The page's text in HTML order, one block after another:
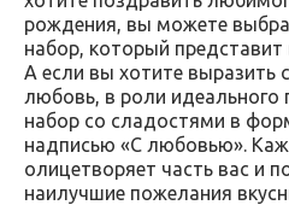
рождения, вы можете
набор, который представит
А если вы хотите выразить
любовь, в роли идеального
набор со сладостями в
надписью «С любовью».
олицетворяет часть вас и
наилучшие пожелания